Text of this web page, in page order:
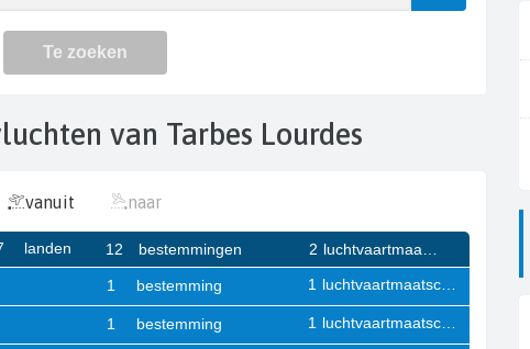
van Tarbes Lourdes
vanuit naar